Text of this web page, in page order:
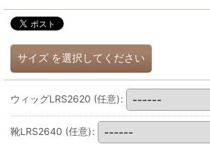
サイズ を選択してください
ウィッグLRS2620 (任意):
靴LRS2640 (任意):